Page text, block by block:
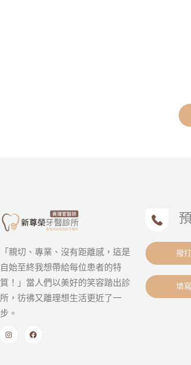
「親切、專業、沒有距離感，這是
自始至終我想帶給每位患者的特
質！」當人們以美好的笑容踏出診
所，彷彿又離理想生活更近了一
步。
撥
填